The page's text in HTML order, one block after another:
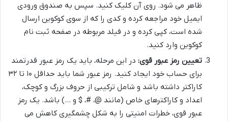
ظاهر می شود. روی آن کلیک کنید. سپس به صندوق ورودی
ایمیل خود مراجعه کرده و کدی را که از سوی کوکوین ارسال
شده است، کپی کرده و در فیلد مربوطه در صفحه ثبت نام
کوکوین وارد کنید.
تعیین رمز عبور قوی: در این مرحله، باید یک رمز عبور قدرتمند
برای حساب خود ایجاد کنید. رمز عبور شما باید حداقل ۱۰ تا ۳۲
کاراکتر داشته باشد و شامل ترکیبی از حروف بزرگ و کوچک،
اعداد و کاراکترهای خاص (مانند @، #، $ و …) باشد. یک رمز
عبور قوی، خطرات امنیتی را به شکل چشمگیری کاهش می